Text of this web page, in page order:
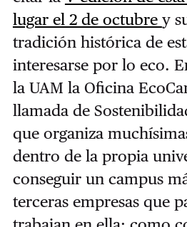
lugar el 2 de octubre y
tradición histórica de
interesarse por lo eco.
la UAM la Oficina
llamada de
que organiza
dentro de la propia
conseguir un campus
terceras empresas que